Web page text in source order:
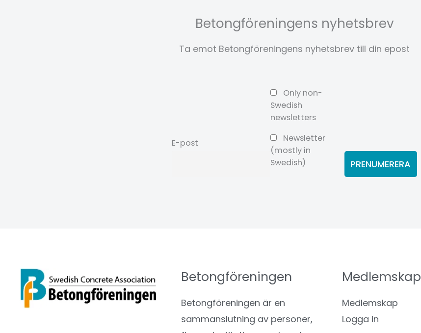
Betongföreningens nyhetsbrev
Ta emot Betongföreningens nyhetsbrev till din epost
E-post
Only non-
Swedish
newsletters
Newsletter
(mostly in
Swedish)
Betongföreningen
Betongföreningen är en
sammanslutning av personer,
Medlemskap
Medlemskap
Logga in